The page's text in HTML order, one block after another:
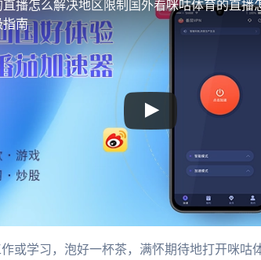
播怎么解决地区限制 国外看咪咕体育的直播
指南
或学习，泡好一杯茶，满怀期待地打开咪咕